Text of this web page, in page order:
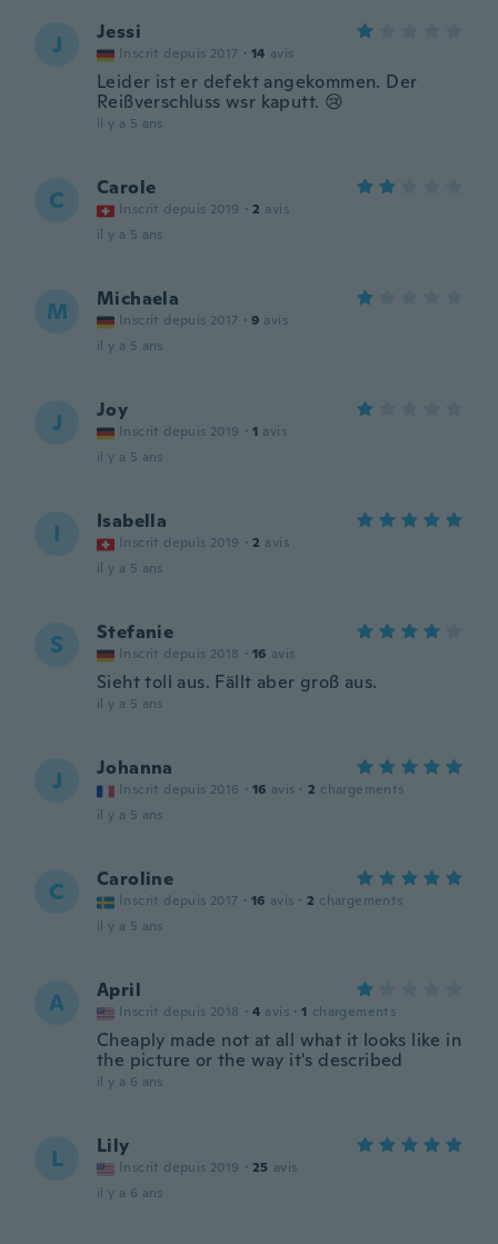
J Jessi
Inscrit depuis 2017 · 14 avis
Leider ist er defekt angekommen. Der
Reißverschluss wsr kaputt. 😢
il y a 5 ans
C Carole
Inscrit depuis 2019 · 2 avis
il y a 5 ans
M Michaela
Inscrit depuis 2017 · 9 avis
il y a 5 ans
J Joy
Inscrit depuis 2019 · 1 avis
il y a 5 ans
I Isabella
Inscrit depuis 2019 · 2 avis
il y a 5 ans
S Stefanie
Inscrit depuis 2018 · 16 avis
Sieht toll aus. Fällt aber groß aus.
il y a 5 ans
J Johanna
Inscrit depuis 2016 · 16 avis · 2 chargements
il y a 5 ans
C Caroline
Inscrit depuis 2017 · 16 avis · 2 chargements
il y a 5 ans
A April
Inscrit depuis 2018 · 4 avis · 1 chargements
Cheaply made not at all what it looks like in
the picture or the way it's described
il y a 6 ans
L Lily
Inscrit depuis 2019 · 25 avis
il y a 6 ans